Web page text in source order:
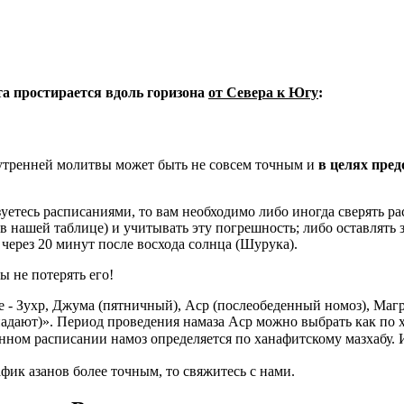
простирается вдоль горизона от Севера к Югу:
молитвы может быть не совсем точным и в целях
расписаниями, то вам необходимо либо иногда сверять
таблице) и учитывать эту погрешность; либо
20 минут после восхода солнца (Шурука).
не потерять его!
- Зухр, Джума (пятничный), Аср (послеобеденный номоз),
Период проведения намаза Аср можно выбрать как
расписании намоз определяется по ханафитскому
азанов более точным, то свяжитесь с нами.